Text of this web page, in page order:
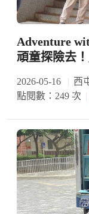
Adventure
頑童探險去
2026-05-16
西
點閱數：249 次